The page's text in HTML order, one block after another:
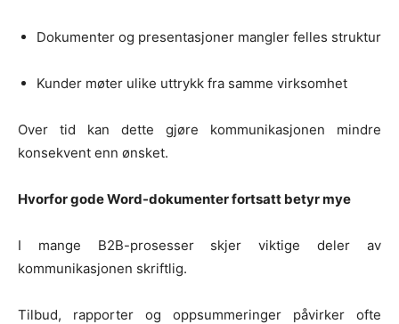
Dokumenter og presentasjoner mangler felles struktur
Kunder møter ulike uttrykk fra samme virksomhet
Over tid kan dette gjøre kommunikasjonen mindre
konsekvent enn ønsket.
Hvorfor gode Word-dokumenter fortsatt betyr mye
I mange B2B-prosesser skjer viktige deler av
kommunikasjonen skriftlig.
Tilbud, rapporter og oppsummeringer påvirker ofte